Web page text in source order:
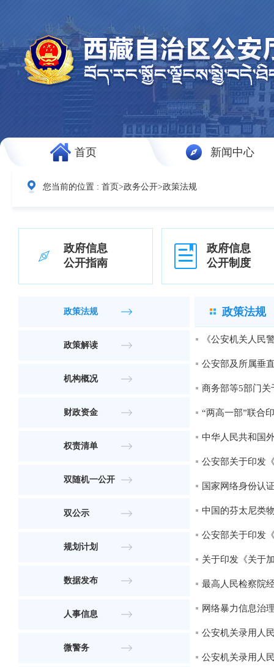
首页 新闻中心
您当前的位置 : 首页>政务公开>政策法规
政府信息
公开指南
政府信息
公开制度
政策法规
政策解读
机构概况
财政资金
权责清单
双随机一公开
双公示
规划计划
数据发布
人事信息
微警务
政策法规
《公安机关人民
公安部及所属垂
商务部等5部门
“两高一部”联合
中华人民共和国
公安部关于印发
国家网络身份认
中国的芬太尼类
公安部关于印发
关于印发《关于
最高人民检察院
网络暴力信息治
公安机关录用人
公安机关录用人